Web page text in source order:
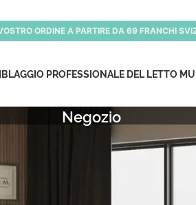
ORDINE A PARTIRE DA 69 FRANCHI
PROFESSIONALE DEL LETTO
Negozio